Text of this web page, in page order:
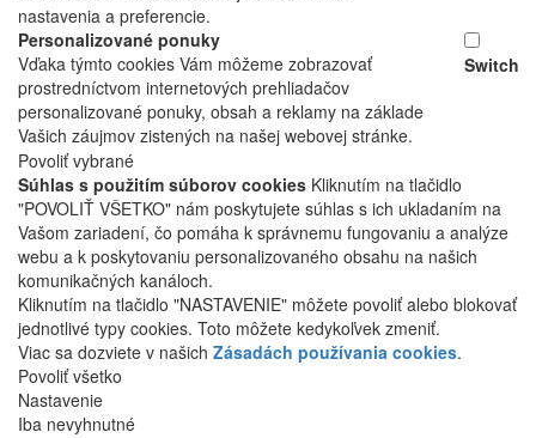
nastavenia a preferencie.
Personalizované ponuky
Vďaka týmto cookies Vám môžeme zobrazovať
prostredníctvom internetových prehliadačov
personalizované ponuky, obsah a reklamy na základe
Vašich záujmov zistených na našej webovej stránke.
Switch
Povoliť vybrané
Súhlas s použitím súborov cookies Kliknutím na tlačidlo
"POVOLIŤ VŠETKO" nám poskytujete súhlas s ich ukladaním na
Vašom zariadení, čo pomáha k správnemu fungovaniu a analýze
webu a k poskytovaniu personalizovaného obsahu na našich
komunikačných kanáloch.
Kliknutím na tlačidlo "NASTAVENIE" môžete povoliť alebo blokovať
jednotlivé typy cookies. Toto môžete kedykoľvek zmeniť.
Viac sa dozviete v našich Zásadách používania cookies.
Povoliť všetko
Nastavenie
Iba nevyhnutné